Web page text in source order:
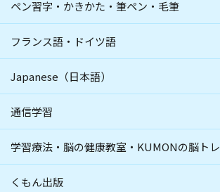
ペン習字・かきかた・筆ペン・毛筆
フランス語・ドイツ語
Japanese（日本語）
通信学習
学習療法・脳の健康教室・KUMONの脳トレ
くもん出版